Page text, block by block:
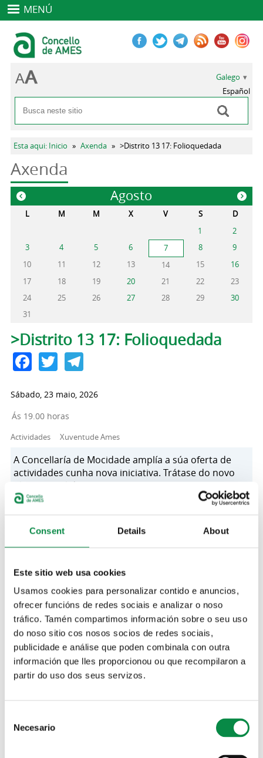
Consent Details About
Este sitio web usa cookies
Usamos cookies para personalizar contido e anuncios,
ofrecer funcións de redes sociais e analizar o noso
tráfico. Tamén compartimos información sobre o seu uso
do noso sitio cos nosos socios de redes sociais,
publicidade e análise que poden combinala con outra
información que lles proporcionou ou que recompilaron a
partir do uso dos seus servizos.
Selection
Necesario
MENÚ
Formulario de busca
Buscar
Galego
Español
Vostede está aquí
Esta aqui: Inicio » Axenda » >Distrito 13 17: Folioquedada
Axenda
Agosto
« »
L M M X V S
D
1
2
3
4 5 6 7 8
9
10
11 12 13 14 15
16
17
18 19 20 21 22
23
24
25 26 27 28 29
30
31
Pestanas principais
>Distrito 13 17: Folioquedada
Facebook
TwitterTelegram
Sábado, 23 maio, 2026
Ás 19.00 horas
Actividades Xuventude Ames
A Concellaría de Mocidade amplía a súa oferta de
actividades cunha nova iniciativa. Trátase do novo
Club Xuvenil de Ames Distrito 13 17, un espazo
pensado para a xente nova de 13 a 17 anos con
e facer cousas diferentes.
o vindeiro sábado 23 de maio, de 19.00 a 21.00 horas no
anexo do pavillón municipal do Milladoiro.